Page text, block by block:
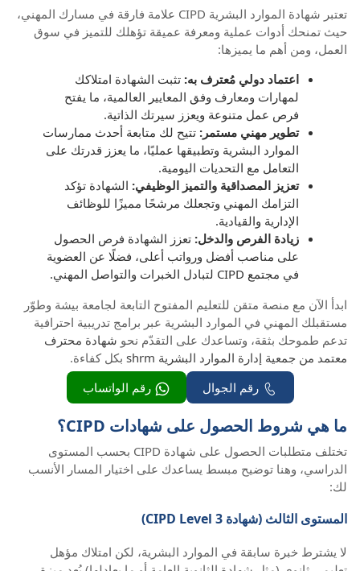
تعتبر شهادة الموارد البشرية CIPD علامة فارقة في مسارك المهني،
حيث تمنحك أدوات عملية ومعرفة عميقة تؤهلك للتميز في سوق
العمل، ومن أهم ما يميزها:
اعتماد دولي مُعترف به: تثبت الشهادة امتلاكك
لمهارات ومعارف وفق المعايير العالمية، ما يفتح
فرص عمل متنوعة ويعزز سيرتك الذاتية.
تطوير مهني مستمر: تتيح لك متابعة أحدث ممارسات
الموارد البشرية وتطبيقها عمليًا، ما يعزز قدرتك على
التعامل مع التحديات اليومية.
تعزيز المصداقية والتميز الوظيفي: الشهادة تؤكد
التزامك المهني وتجعلك مرشحًا مميزًا للوظائف
الإدارية والقيادية.
زيادة الفرص والدخل: تعزز الشهادة فرص الحصول
على مناصب أفضل ورواتب أعلى، فضلًا عن العضوية
في مجتمع CIPD لتبادل الخبرات والتواصل المهني.
ابدأ الآن مع منصة متقن للتعليم المفتوح التابعة لجامعة بيشة وطوّر
مستقبلك المهني في الموارد البشرية عبر برامج تدريبية احترافية
تدعم طموحك بثقة، وتساعدك على التقدّم نحو شهادة محترف
معتمد من جمعية إدارة الموارد البشرية shrm
بكل كفاءة.
رقم الجوال
رقم الواتساب
ما هي شروط الحصول على شهادات CIPD؟
تختلف متطلبات الحصول على شهادة CIPD بحسب المستوى
الدراسي، وهنا توضيح مبسط يساعدك على اختيار المسار الأنسب
لك:
المستوى الثالث (شهادة CIPD Level 3)
لا يشترط خبرة سابقة في الموارد البشرية، لكن امتلاك مؤهل